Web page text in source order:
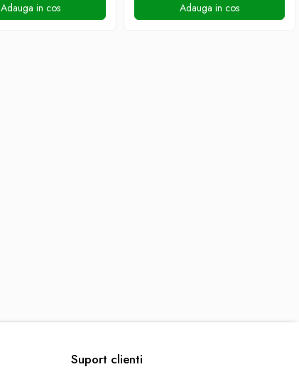
Adauga in cos Adauga in cos
Suport clienti